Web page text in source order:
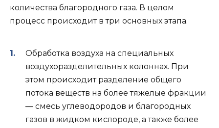
количества благородного газа. В целом
процесс происходит в три основных этапа.
Обработка воздуха на специальных
воздухоразделительных колоннах. При
этом происходит разделение общего
потока веществ на более тяжелые фракции
— смесь углеводородов и благородных
газов в жидком кислороде, а также более